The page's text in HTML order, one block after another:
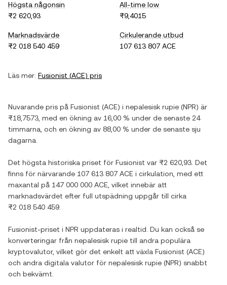
Högsta någonsin
₨2 620,93
All-time low
₨9,4015
Marknadsvärde
₨2 018 540 459
Cirkulerande utbud
107 613 807 ACE
Läs mer: Fusionist (ACE) pris
Nuvarande pris på Fusionist (ACE) i nepalesisk rupie (NPR) är
₨18,7573 , med en ökning av 16,00 % under de senaste 24
timmarna, och en ökning av 88,00 % under de senaste sju
dagarna.
Det högsta historiska priset för Fusionist var ₨2 620,93 . Det
finns för närvarande 107 613 807 ACE i cirkulation, med ett
maxantal på 147 000 000 ACE , vilket innebär att
marknadsvärdet efter full utspädning uppgår till cirka
₨2 018 540 459
Fusionist-priset i NPR uppdateras i realtid. Du kan också se
konverteringar från nepalesisk rupie till andra populära
kryptovalutor, vilket gör det enkelt att växla Fusionist (ACE)
och andra digitala valutor för nepalesisk rupie (NPR) snabbt
och bekvämt.